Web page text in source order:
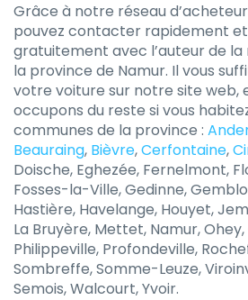
Grâce à notre réseau
pouvez contacter rapidement
gratuitement avec l’auteur de
la province de Namur. Il vous
votre voiture sur notre site web,
occupons du reste si vous
communes de la province :
Beauraing, Bièvre,Cerfontaine,
Doische, Eghezée, Fernelmont,
Fosses-la-Ville, Gedinne,
Hastière, Havelange, Houyet,
La Bruyère, Mettet, Namur,
Philippeville, Profondeville,
Sombreffe, Somme-Leuze,
Semois, Walcourt, Yvoir.